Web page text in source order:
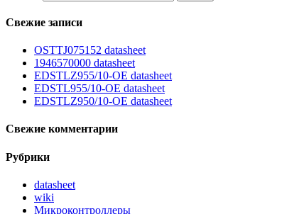
Свежие записи
OSTTJ075152 datasheet
1946570000 datasheet
EDSTLZ955/10-OE datasheet
EDSTL955/10-OE datasheet
EDSTLZ950/10-OE datasheet
Свежие комментарии
Рубрики
datasheet
wiki
Микроконтроллеры